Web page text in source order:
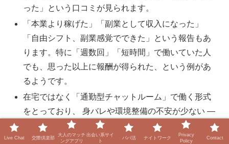
った」という口コミが見られます。
「本業より稼げた」「副業として収入になった」
「自由シフト、副業感覚でできた」という報告もあ
ります。特に「週数回」「短時間」で働いていた人
でも、思った以上に報酬が得られた、という例があ
るようです。
在宅ではなく「通勤型チャットルーム」で働く形式
をとっており、 身バレや環境整備の不安が少ない —
この点をメリットにあげる人もいます。
Live Chat 交際倶楽部
大人のマッチ
ングアプリ
出会い系サイ
ト
パパ活 ナイトワーク
Privacy
Policy
Contact